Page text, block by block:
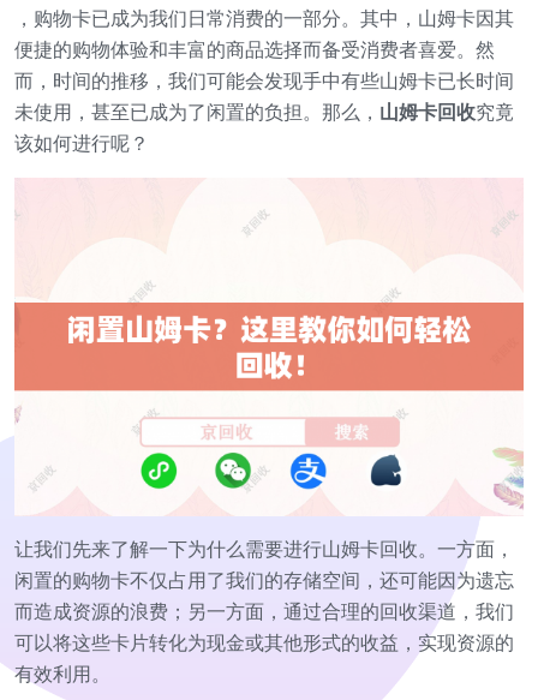
，购物卡已成为我们日常消费的一部分。其中，山姆卡因其
便捷的购物体验和丰富的商品选择而备受消费者喜爱。然
而，时间的推移，我们可能会发现手中有些山姆卡已长时间
未使用，甚至已成为了闲置的负担。那么， 山姆卡回收究竟
该如何进行呢？
让我们先来了解一下为什么需要进行山姆卡回收。一方面，
闲置的购物卡不仅占用了我们的存储空间，还可能因为遗忘
而造成资源的浪费；另一方面，通过合理的回收渠道，我们
可以将这些卡片转化为现金或其他形式的收益，实现资源的
有效利用。